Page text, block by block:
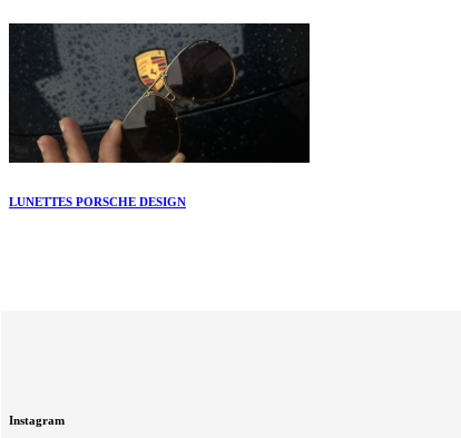
LUNETTES PORSCHE DESIGN
Instagram